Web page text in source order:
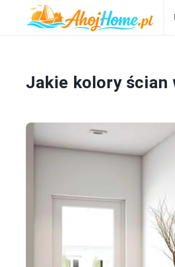
Jakie kolory ścian